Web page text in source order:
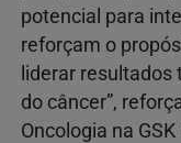
potencial para
reforçam o
liderar
do câncer”,
Oncologia na GSK